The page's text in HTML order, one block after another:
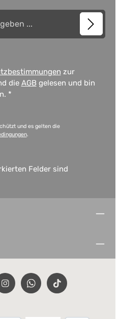
zur
die AGB gelesen und bin
*
und es gelten die
.
Felder sind